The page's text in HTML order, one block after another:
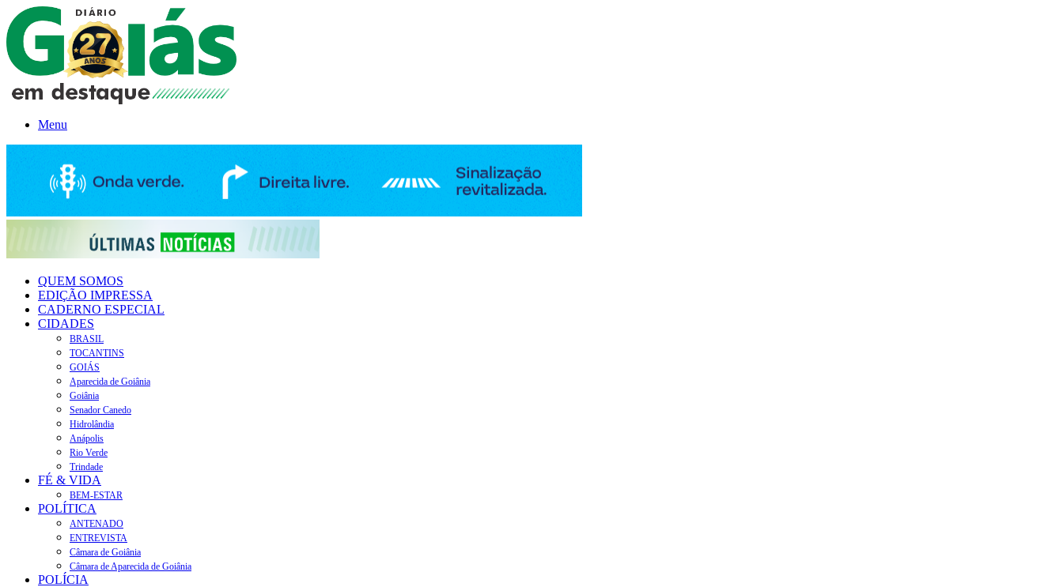
Menu
QUEM SOMOS
EDIÇÃO IMPRESSA
CADERNO ESPECIAL
CIDADES
BRASIL
TOCANTINS
GOIÁS
Aparecida de Goiânia
Goiânia
Senador Canedo
Hidrolândia
Anápolis
Rio Verde
Trindade
FÉ & VIDA
BEM-ESTAR
POLÍTICA
ANTENADO
ENTREVISTA
Câmara de Goiânia
Câmara de Aparecida de Goiânia
POLÍCIA